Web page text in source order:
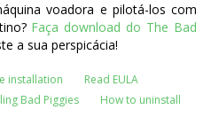
voadora e pilotá-los com
Faça download do The Bad
a sua perspicácia!
installation
Read EULA
Bad Piggies
How to uninstall